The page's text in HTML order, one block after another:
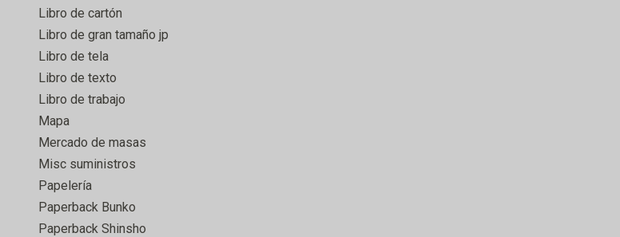
Libro de cartón
Libro de gran tamaño jp
Libro de tela
Libro de texto
Libro de trabajo
Mapa
Mercado de masas
Misc suministros
Papelería
Paperback Bunko
Paperback Shinsho